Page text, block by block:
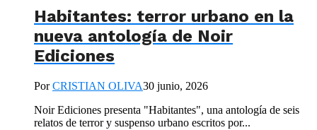
Habitantes: terror urbano en la
nueva antología de Noir
Ediciones
PorCRISTIAN OLIVA30 junio, 2026
Noir Ediciones presenta "Habitantes", una antología de seis
relatos de terror y suspenso urbano escritos por...